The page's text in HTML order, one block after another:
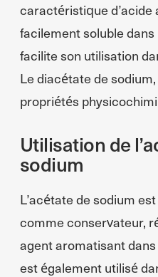
caractéristique d’acide
facilement soluble dans
facilite son utilisation
Le diacétate de
propriétés
Utilisation de
sodium
L’acétate de sodium
comme conservateur,
agent aromatisant
est également utilisé